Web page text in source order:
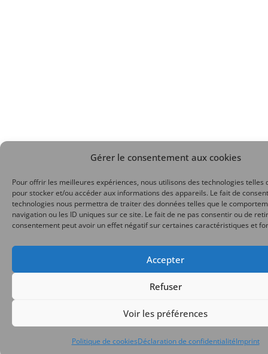
Gérer le consentement aux cookies
Pour offrir les meilleures expériences, nous utilisons des technologies telles
pour stocker et/ou accéder aux informations des appareils. Le fait de
technologies nous permettra de traiter des données telles que le
navigation ou les ID uniques sur ce site. Le fait de ne pas consentir ou de
consentement peut avoir un effet négatif sur certaines caractéristiques et
Accepter
Refuser
Voir les préférences
Politique de cookiesDéclaration de confidentialitéImprint